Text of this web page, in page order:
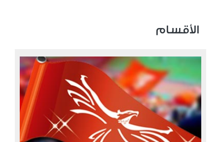
الأقسام